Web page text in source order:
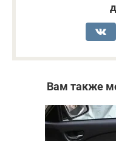
Вам также